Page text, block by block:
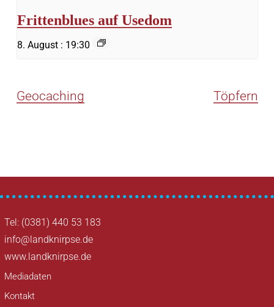
Frittenblues auf Usedom
8. August : 19:30
Geocaching Töpfern
Tel: (0381) 440 53 183
info@landknirpse.de
www.landknirpse.de
Mediadaten
Kontakt